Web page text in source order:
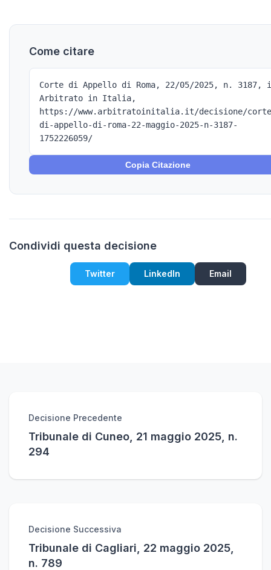
Come citare
Corte di Appello di Roma, 22/05/2025, n. 3187,
Arbitrato in Italia,
https://www.arbitratoinitalia.it/decisione/
di-appello-di-roma-22-maggio-2025-n-3187-
1752226059/
Copia Citazione
Condividi questa decisione
Twitter LinkedIn Email
Decisione Precedente
Tribunale di Cuneo, 21 maggio 2025, n.
294
Decisione Successiva
Tribunale di Cagliari, 22 maggio 2025,
n. 789